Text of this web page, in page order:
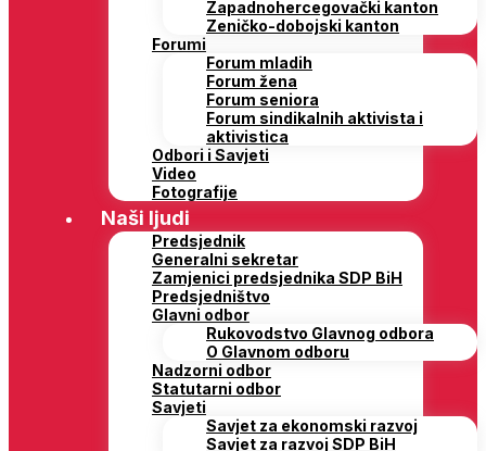
Zapadnohercegovački kanton
Zeničko-dobojski kanton
Forumi
Forum mladih
Forum žena
Forum seniora
Forum sindikalnih aktivista i
aktivistica
Odbori i Savjeti
Video
Fotografije
Naši ljudi
Predsjednik
Generalni sekretar
Zamjenici predsjednika SDP BiH
Predsjedništvo
Glavni odbor
Rukovodstvo Glavnog odbora
O Glavnom odboru
Nadzorni odbor
Statutarni odbor
Savjeti
Savjet za ekonomski razvoj
Savjet za razvoj SDP BiH